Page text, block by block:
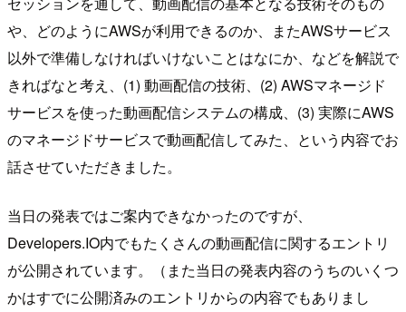
や、どのようにAWSが利用できるのか、またAWSサービス
以外で準備しなければいけないことはなにか、などを解説で
きればなと考え、(1) 動画配信の技術、(2) AWSマネージド
サービスを使った動画配信システムの構成、(3) 実際にAWS
のマネージドサービスで動画配信してみた、という内容でお
話させていただきました。
当日の発表ではご案内できなかったのですが、
Developers.IO内でもたくさんの動画配信に関するエントリ
が公開されています。（また当日の発表内容のうちのいくつ
かはすでに公開済みのエントリからの内容でもありまし